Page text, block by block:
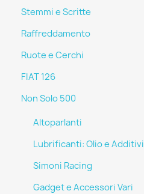
Stemmi e Scritte
Raffreddamento
Ruote e Cerchi
FIAT 126
Non Solo 500
Altoparlanti
Lubrificanti: Olio e Additivi
Simoni Racing
Gadget e Accessori Vari